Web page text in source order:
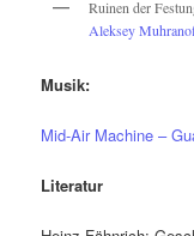
Ruinen der
Aleksey
Musik:
Mid-Air Machine –
Literatur